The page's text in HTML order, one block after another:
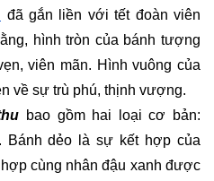
đã gắn liền với tết đoàn viên
hình tròn của bánh tượng
viên mãn. Hình vuông của
về sự trù phú, thịnh vượng.
bao gồm hai loại cơ bản:
Bánh dẻo là sự kết hợp của
cùng nhân đậu xanh được